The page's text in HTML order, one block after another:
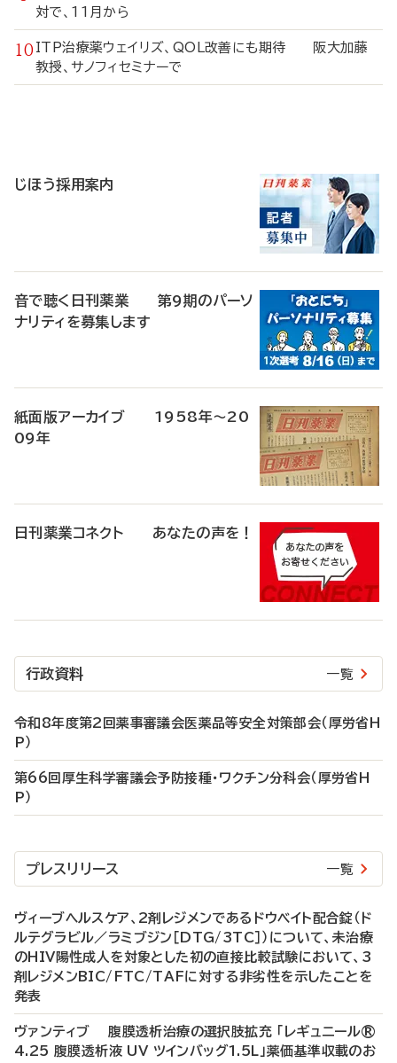
対で、11月から
ITP治療薬ウェイリズ、QOL改善にも期待 阪大加藤
教授、サノフィセミナーで
じほう採用案内
音で聴く日刊薬業 第9期のパーソ
ナリティを募集します
紙面版アーカイブ 1958年～20
09年
日刊薬業コネクト あなたの声を！
行政資料 一覧
令和8年度第2回薬事審議会医薬品等安全対策部会（厚労省H
P）
第66回厚生科学審議会予防接種・ワクチン分科会（厚労省H
P）
プレスリリース 一覧
ヴィーブヘルスケア、2剤レジメンであるドウベイト配合錠（ド
ルテグラビル／ラミブジン［DTG/3TC］）について、未治療
のHIV陽性成人を対象とした初の直接比較試験において、3
剤レジメンBIC/FTC/TAFに対する非劣性を示したことを
発表
ヴァンティブ 腹膜透析治療の選択肢拡充 「レギュニール®
4.25 腹膜透析液 UV ツインバッグ1.5L」薬価基準収載のお